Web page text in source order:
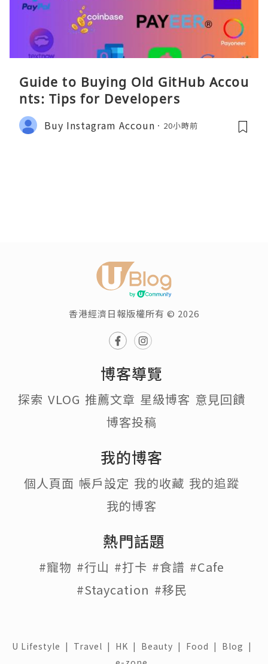
Guide to Buying Old GitHub Accou
nts: Tips for Developers
Buy Instagram Accoun 20小時前
香港經濟日報版權所有 © 2026
博客導覽
探索 VLOG 推薦文章 星級博客 意見回饋
博客投稿
我的博客
個人頁面 帳戶設定 我的收藏 我的追蹤
我的博客
熱門話題
#寵物 #行山 #打卡 #食譜 #Cafe
#Staycation #移民
U Lifestyle | Travel | HK | Beauty | Food | Blog |